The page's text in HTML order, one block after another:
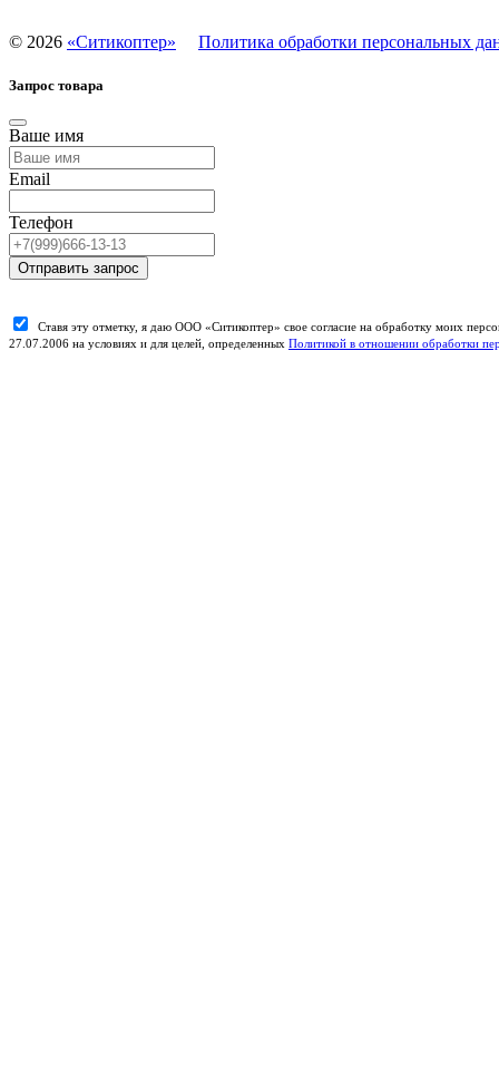
© 2026 «Ситикоптер» Политика обработки персональных
Запрос товара
Ваше имя
Email
Телефон
Отправить запрос
Ставя эту отметку, я даю ООО «Ситикоптер» свое согласие на обработку моих
27.07.2006 на условиях и для целей, определенных Политикой в отношении обработки